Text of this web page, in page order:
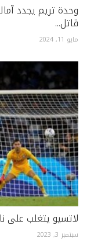
وحدة تريم يجدد
قاتل...
مايو 11, 2024
لاتسيو يتغلب على
سبتمبر 3, 2023